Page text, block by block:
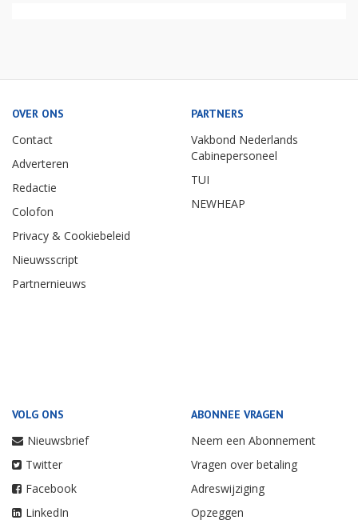
OVER ONS
Contact
Adverteren
Redactie
Colofon
Privacy & Cookiebeleid
Nieuwsscript
Partnernieuws
PARTNERS
Vakbond Nederlands
Cabinepersoneel
TUI
NEWHEAP
VOLG ONS
Nieuwsbrief
Twitter
Facebook
LinkedIn
ABONNEE VRAGEN
Neem een Abonnement
Vragen over betaling
Adreswijziging
Opzeggen